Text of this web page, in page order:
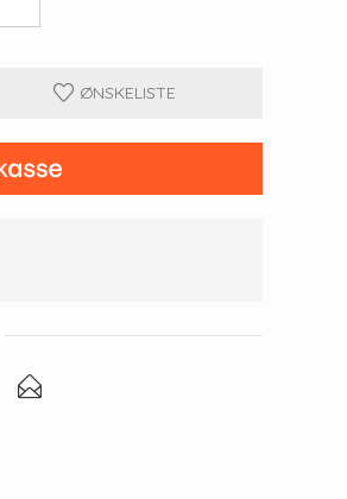
ØNSKELISTE